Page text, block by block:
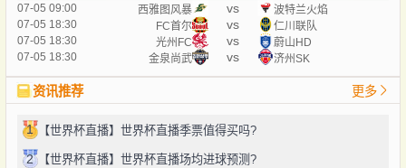
07-05 09:00 西雅图风暴 vs
波特兰火焰
07-05 18:30
FC首尔 vs
仁川联队
07-05 18:30
光州FC vs
蔚山HD
07-05 18:30
金泉尚武 vs 济州SK
资讯推荐 更多
1 【世界杯直播】世界杯直播季票值得买吗?
2 【世界杯直播】世界杯直播场均进球预测?